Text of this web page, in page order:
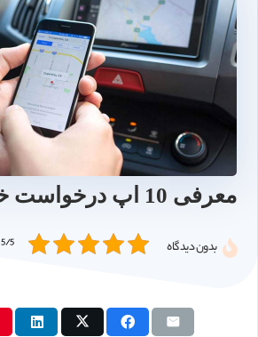
معرفی 10 اپ درخواست خودرو
بدون دیدگاه 5/5 - (1 امتیاز)